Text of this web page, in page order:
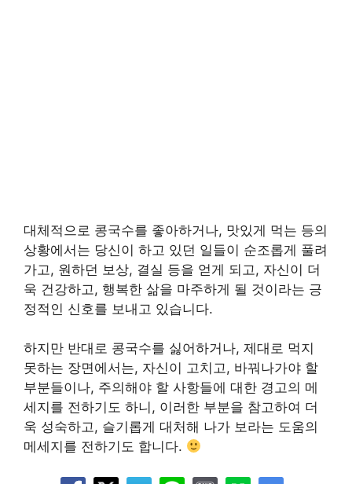
대체적으로 콩국수를 좋아하거나, 맛있게 먹는 등의
상황에서는 당신이 하고 있던 일들이 순조롭게 풀려
가고, 원하던 보상, 결실 등을 얻게 되고, 자신이 더
욱 건강하고, 행복한 삶을 마주하게 될 것이라는 긍
정적인 신호를 보내고 있습니다.
하지만 반대로 콩국수를 싫어하거나, 제대로 먹지
못하는 장면에서는, 자신이 고치고, 바꿔나가야 할
부분들이나, 주의해야 할 사항들에 대한 경고의 메
세지를 전하기도 하니, 이러한 부분을 참고하여 더
욱 성숙하고, 슬기롭게 대처해 나가 보라는 도움의
메세지를 전하기도 합니다.